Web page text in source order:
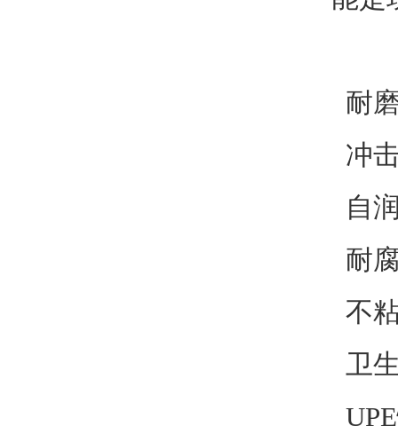
耐
冲
自
耐
不
卫